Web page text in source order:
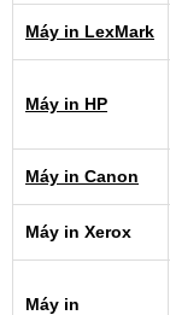
Máy in LexMark
Máy in HP
Máy in Canon
Máy in Xerox
Máy in